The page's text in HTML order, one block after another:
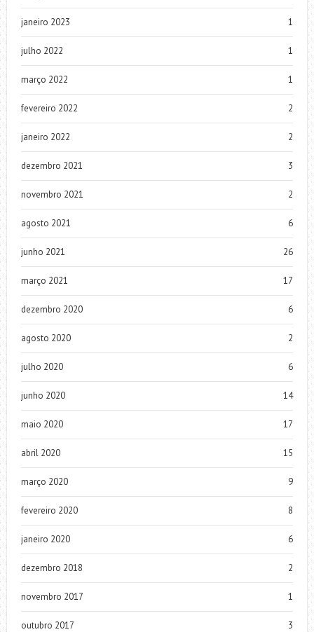
janeiro 2023 1
julho 2022 1
março 2022 1
fevereiro 2022 2
janeiro 2022 2
dezembro 2021 3
novembro 2021 2
agosto 2021 6
junho 2021 26
março 2021 17
dezembro 2020 6
agosto 2020 2
julho 2020 6
junho 2020 14
maio 2020 17
abril 2020 15
março 2020 9
fevereiro 2020 8
janeiro 2020 6
dezembro 2018 2
novembro 2017 1
outubro 2017 3